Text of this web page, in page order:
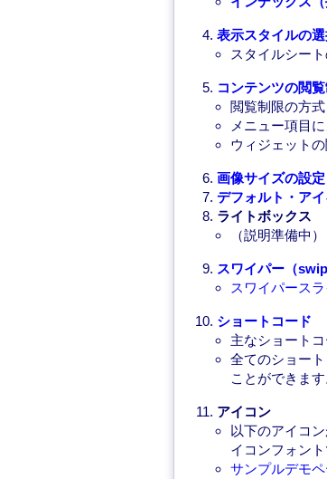
表示スタイルの選
スタイルシー
コンテンツの閲
閲覧制限の方式
メニュー項目
ウィジェット
画像サイズの設定
デフォルト・ア
ライトボックス
（説明準備中）
スワイパー（
スワイパース
ショートコード
主なショート
全てのショー
ことができます
アイコン
以下のアイコ
イコンフォン
サンプルデモペ